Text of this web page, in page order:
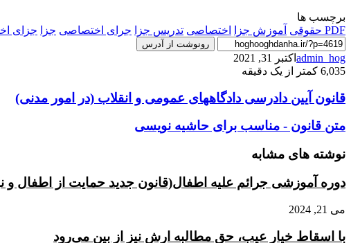
برچسب ها
PDF حقوقی
آموزش جزا اختصاصی تدریس جزا جرای اختصاصی جزا جزای
رونوشت از آدرس
admin_hog اکتبر 31, 2021
6,035 کمتر از یک دقیقه
‌قانون
دادرسی
دادگاههای
عمومی
و
انقلاب
(‌در
مدنی)
‌قانون آیین دادرسی دادگاههای عمومی و انقلاب (‌در امور مدنی)
متن
قانون
-
مناسب
حاشیه
متن قانون - مناسب برای حاشیه نویسی
نوشته های مشابه
دوره آموزشی جرائم علیه اطفال(قانون جدید حمایت از اطفال و
می 21, 2024
با اسقاط خیار عیب، حق مطالبه ارش نیز از بین می‌رود